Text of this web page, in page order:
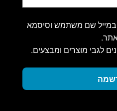
שם משתמש וסיסמא
לגבי מוצרים ומבצעים.